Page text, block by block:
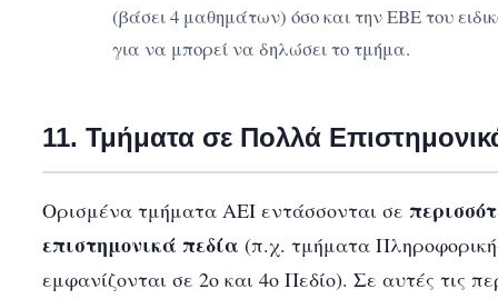
(βάσει 4 μαθημάτων) όσο και την ΕΒΕ του
για να μπορεί να δηλώσει το τμήμα.
11. Τμήματα σε Πολλά
Ορισμένα τμήματα ΑΕΙ εντάσσονται σε
επιστημονικά πεδία (π.χ. τμήματα
εμφανίζονται σε 2ο και 4ο Πεδίο). Σε αυτές τις